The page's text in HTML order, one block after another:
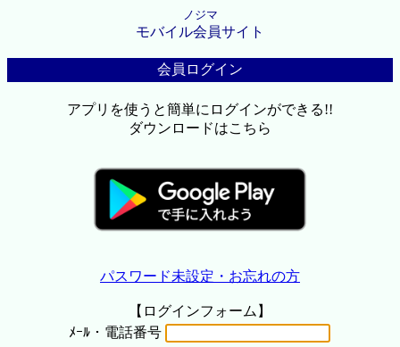
ノジマ
モバイル会員サイト
会員ログイン
アプリを使うと簡単にログインができる!!
ダウンロードはこちら
パスワード未設定・お忘れの方
【ログインフォーム】
ﾒｰﾙ・電話番号